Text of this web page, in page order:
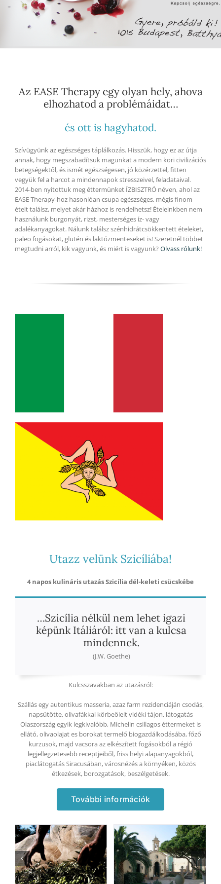
Az EASE Therapy egy olyan hely, ahova
elhozhatod a problémáidat…
és ott is hagyhatod.
Szívügyünk az egészséges táplálkozás. Hisszük, hogy ez az útja
annak, hogy megszabadítsuk magunkat a modern kori civilizációs
betegségektől, és ismét egészségesen, jó közérzettel, fitten
vegyük fel a harcot a mindennapok stresszeivel, feladataival.
2014-ben nyitottuk meg éttermünket ÍZBISZTRÓ néven, ahol az
EASE Therapy-hoz hasonlóan csupa egészséges, mégis finom
ételt találsz, melyet akár házhoz is rendelhetsz! Ételeinkben nem
használunk burgonyát, rizst, mesterséges íz- vagy
adalékanyagokat. Nálunk találsz szénhidrátcsökkentett ételeket,
paleo fogásokat, glutén és laktózmenteseket is! Szeretnél többet
megtudni arról, kik vagyunk, és miért is vagyunk? Olvass rólunk!
Utazz velünk Szicíliába!
4 napos kulináris utazás Szicília dél-keleti csücskébe
…Szicília nélkül nem lehet igazi
képünk Itáliáról: itt van a kulcsa
mindennek.
(J.W. Goethe)
Kulcsszavakban az utazásról:
Szállás egy autentikus masseria, azaz farm rezidenciáján csodás,
napsütötte, olivafákkal körbeölelt vidéki tájon, látogatás
Olaszország egyik legkivalóbb, Michelin csillagos éttermeket is
ellátó, olivaolajat es borokat termelő biogazdálkodásába, főző
kurzusok, majd vacsora az elkészített fogásokból a régió
legjellegzetesebb receptjeiből, friss helyi alapanyagokból,
piaclátogatás Siracusában, városnézés a környéken, közös
étkezések, borozgatások, beszélgetések.
További információk